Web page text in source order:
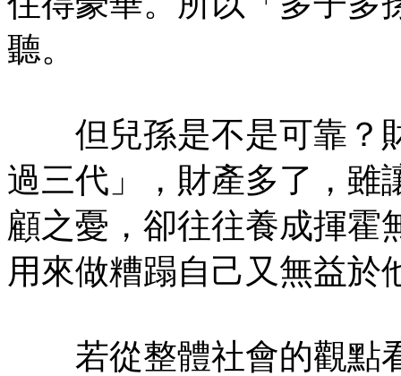
聽。
但兒孫是不是可靠？
過三代」，財產多了，雖
顧之憂，卻往往養成揮霍
用來做糟蹋自己又無益於
若從整體社會的觀點